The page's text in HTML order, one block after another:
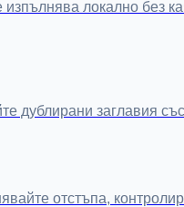
локално без
дублирани заглавия
отстъпа,